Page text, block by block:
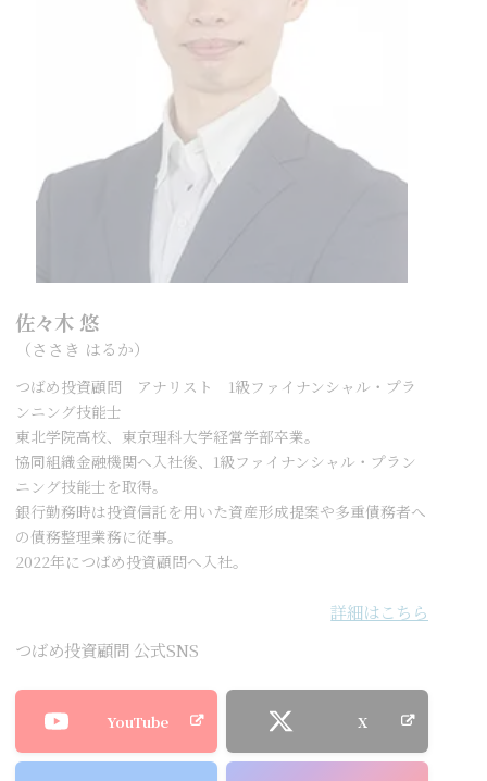
佐々木 悠
（ささき はるか）
つばめ投資顧問 アナリスト 1級ファイナンシャル・プラ
ンニング技能士
東北学院高校、東京理科大学経営学部卒業。
協同組織金融機関へ入社後、1級ファイナンシャル・プラン
ニング技能士を取得。
銀行勤務時は投資信託を用いた資産形成提案や多重債務者へ
の債務整理業務に従事。
2022年につばめ投資顧問へ入社。
詳細はこちら
つばめ投資顧問 公式SNS
YouTube X